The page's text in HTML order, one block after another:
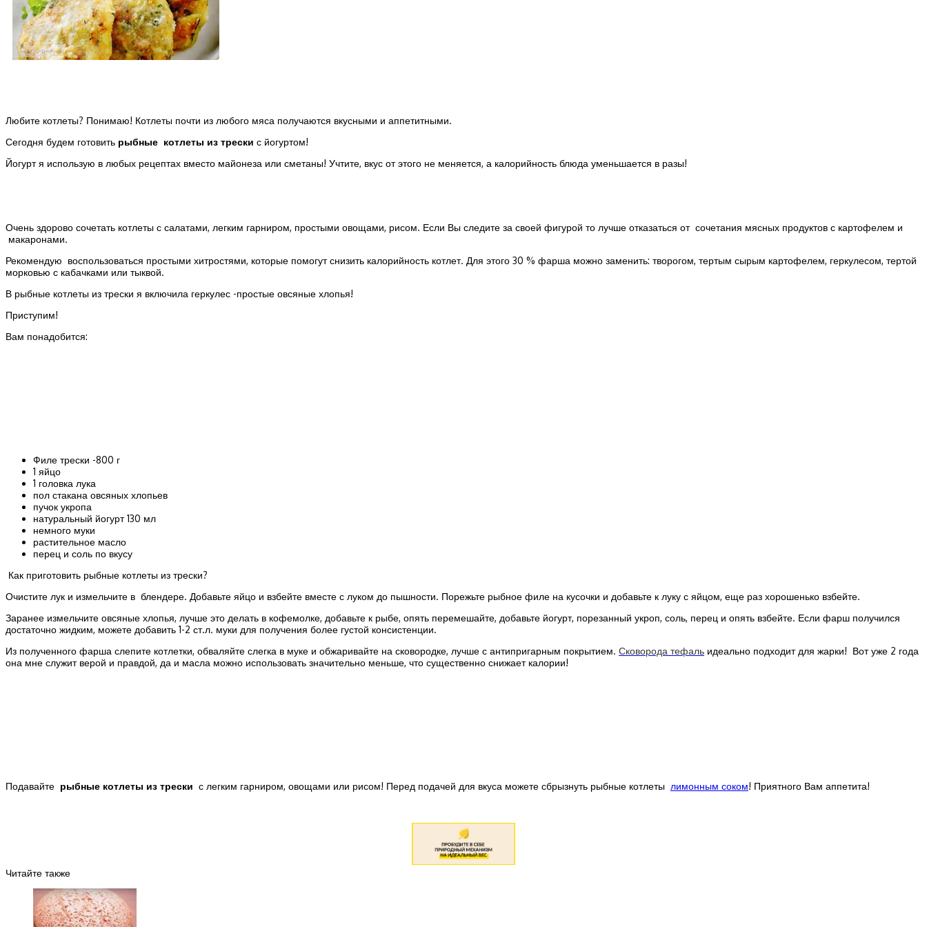
Любите котлеты? Понимаю! Котлеты почти из любого мяса получаются вкусными и аппетитными.
Сегодня будем готовить рыбные котлеты из трески с йогуртом!
Йогурт я использую в любых рецептах вместо майонеза или сметаны! Учтите, вкус от этого не меняется, а калорийность блюда уменьшается в разы!
Очень здорово сочетать котлеты с салатами, легким гарниром, простыми овощами, рисом. Если Вы следите за своей фигурой то лучше отказаться от сочетания мясных продуктов с картофелем и
макаронами.
Рекомендую воспользоваться простыми хитростями, которые помогут снизить калорийность котлет. Для этого 30 % фарша можно заменить: творогом, тертым сырым картофелем, геркулесом, тертой
морковью с кабачками или тыквой.
В рыбные котлеты из трески я включила геркулес -простые овсяные хлопья!
Приступим!
Вам понадобится:
Филе трески -800 г
1 яйцо
1 головка лука
пол стакана овсяных хлопьев
пучок укропа
натуральный йогурт 130 мл
немного муки
растительное масло
перец и соль по вкусу
Как приготовить рыбные котлеты из трески?
Очистите лук и измельчите в блендере. Добавьте яйцо и взбейте вместе с луком до пышности. Порежьте рыбное филе на кусочки и добавьте к луку с яйцом, еще раз хорошенько взбейте.
Заранее измельчите овсяные хлопья, лучше это делать в кофемолке, добавьте к рыбе, опять перемешайте, добавьте йогурт, порезанный укроп, соль, перец и опять взбейте. Если фарш получился
достаточно жидким, можете добавить 1-2 ст.л. муки для получения более густой консистенции.
Из полученного фарша слепите котлетки, обваляйте слегка в муке и обжаривайте на сковородке, лучше с антипригарным покрытием. Сковорода тефаль идеально подходит для жарки! Вот уже 2 года
она мне служит верой и правдой, да и масла можно использовать значительно меньше, что существенно снижает калории!
Подавайте рыбные котлеты из трески с легким гарниром, овощами или рисом! Перед подачей для вкуса можете сбрызнуть рыбные котлеты лимонным соком! Приятного Вам аппетита!
Читайте также